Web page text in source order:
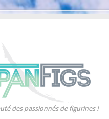
des passionnés de figurines !